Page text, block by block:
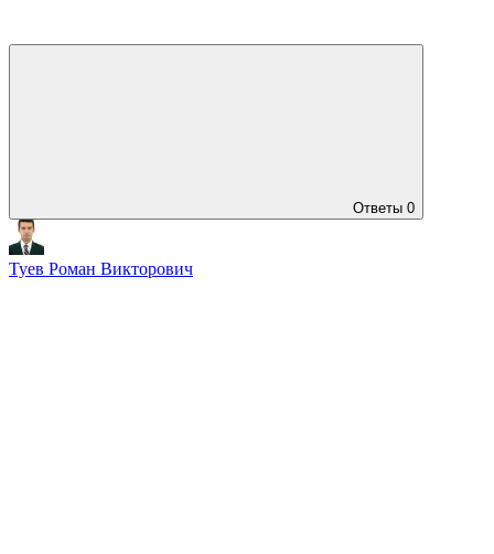
Ответы 0
Туев Роман Викторович